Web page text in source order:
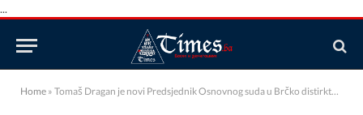
...
Home » Tomaš Dragan je novi Predsjednik Osnovnog suda u Brčko distirktu BiH!